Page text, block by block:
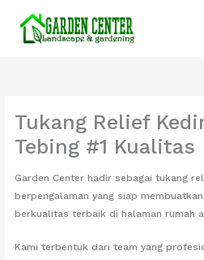
konten
Tukang Relief
Tebing #1 Kualitas
Garden Center hadir sebagai tukang
berpengalaman yang siap
berkualitas terbaik di halaman rumah
Kami terbentuk dari team yang